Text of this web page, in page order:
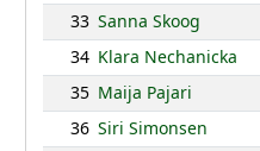
33 Sanna Skoog
34 Klara Nechanicka
35 Maija Pajari
36 Siri Simonsen